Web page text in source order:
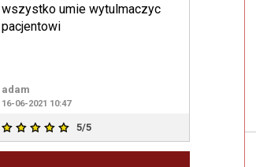
wszystko umie wytulmaczyc
pacjentowi
adam
16-06-2021 10:47
5/5